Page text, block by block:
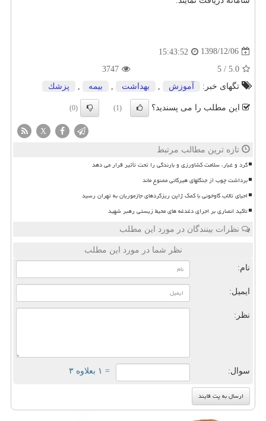
1398/12/06
15:43:52
5.0
/
5
3747
تگهای خبر:
آموزش بهداشت بیمه پزشك
این مطلب را می پسندید؟ (1)
(0)
X
تازه ترین مطالب مرتبط
گرد و غبار، سلامت کشاورزی و بارندگی را تحت تأثیر قرار می دهد
برداشت چوب از جنگلهای هیرکانی ممنوع ماند
احیای تالاب گاوخونی با کمک ژاپن ریزگردهای جازموریان به تهران رسید
تاکید انصاری بر اجرای دغدغه های محیط زیستی رهبر شهید
نظرات بینندگان در مورد این مطلب
نظر شما در مورد این مطلب
نام:
ایمیل:
نظر:
سوال: = ۱ بعلاوه ۳